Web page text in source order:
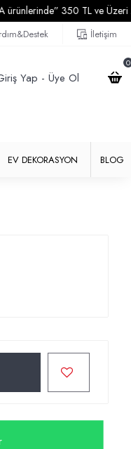
350 TL ve Üzeri
İletişim
Yap - Üye Ol
0
EV DEKORASYON BLOG